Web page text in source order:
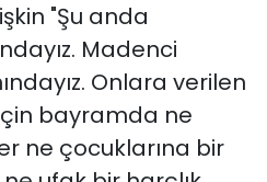
"Şu anda
Madenci
Onlara verilen
bayramda ne
ne çocuklarına bir